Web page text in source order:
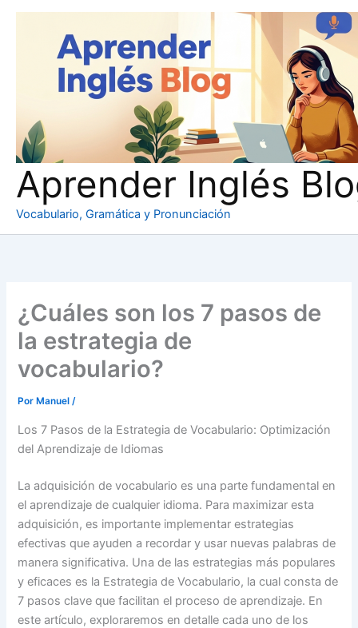
Aprender Inglés
Vocabulario, Gramática y Pronunciación
¿Cuáles son los 7 pasos de
la estrategia de
vocabulario?
Por Manuel/
Los 7 Pasos de la Estrategia de Vocabulario: Optimización
del Aprendizaje de Idiomas
La adquisición de vocabulario es una parte fundamental en
el aprendizaje de cualquier idioma. Para maximizar esta
adquisición, es importante implementar estrategias
efectivas que ayuden a recordar y usar nuevas palabras de
manera significativa. Una de las estrategias más populares
y eficaces es la Estrategia de Vocabulario, la cual consta de
7 pasos clave que facilitan el proceso de aprendizaje. En
este artículo, exploraremos en detalle cada uno de los